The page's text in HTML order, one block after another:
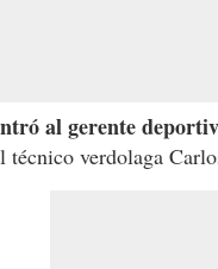
al gerente
técnico verdolaga